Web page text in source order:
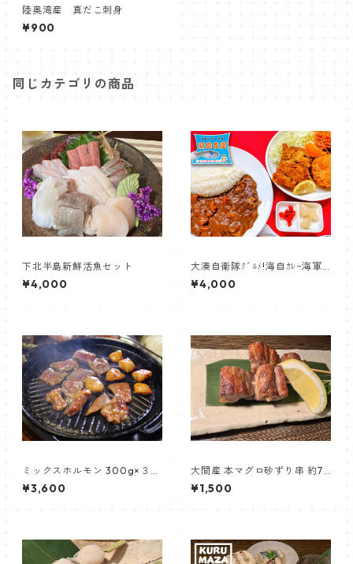
陸奥湾産 真だこ刺身
¥900
同じカテゴリの商品
下北半島新鮮活魚セット
¥4,000
大湊自衛隊ｸﾞﾙﾒ!海自ｶﾚｰ海軍ｺ
ﾛｯｹSora空っ!【駅前食堂】
¥4,000
ミックスホルモン 300g×３セ
ット【三代目藤村商店】
¥3,600
大間産 本マグロ砂ずり串 約70
g 【居酒屋くるまざ】
¥1,500